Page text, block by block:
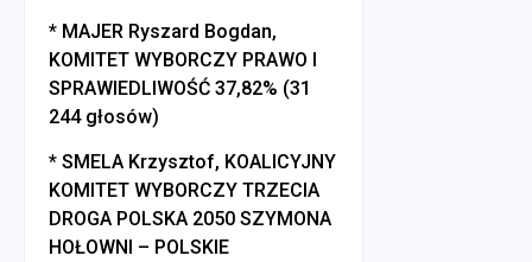
* MAJER Ryszard Bogdan,
KOMITET WYBORCZY PRAWO I
SPRAWIEDLIWOŚĆ 37,82% (31
244 głosów)
* SMELA Krzysztof, KOALICYJNY
KOMITET WYBORCZY TRZECIA
DROGA POLSKA 2050 SZYMONA
HOŁOWNI – POLSKIE